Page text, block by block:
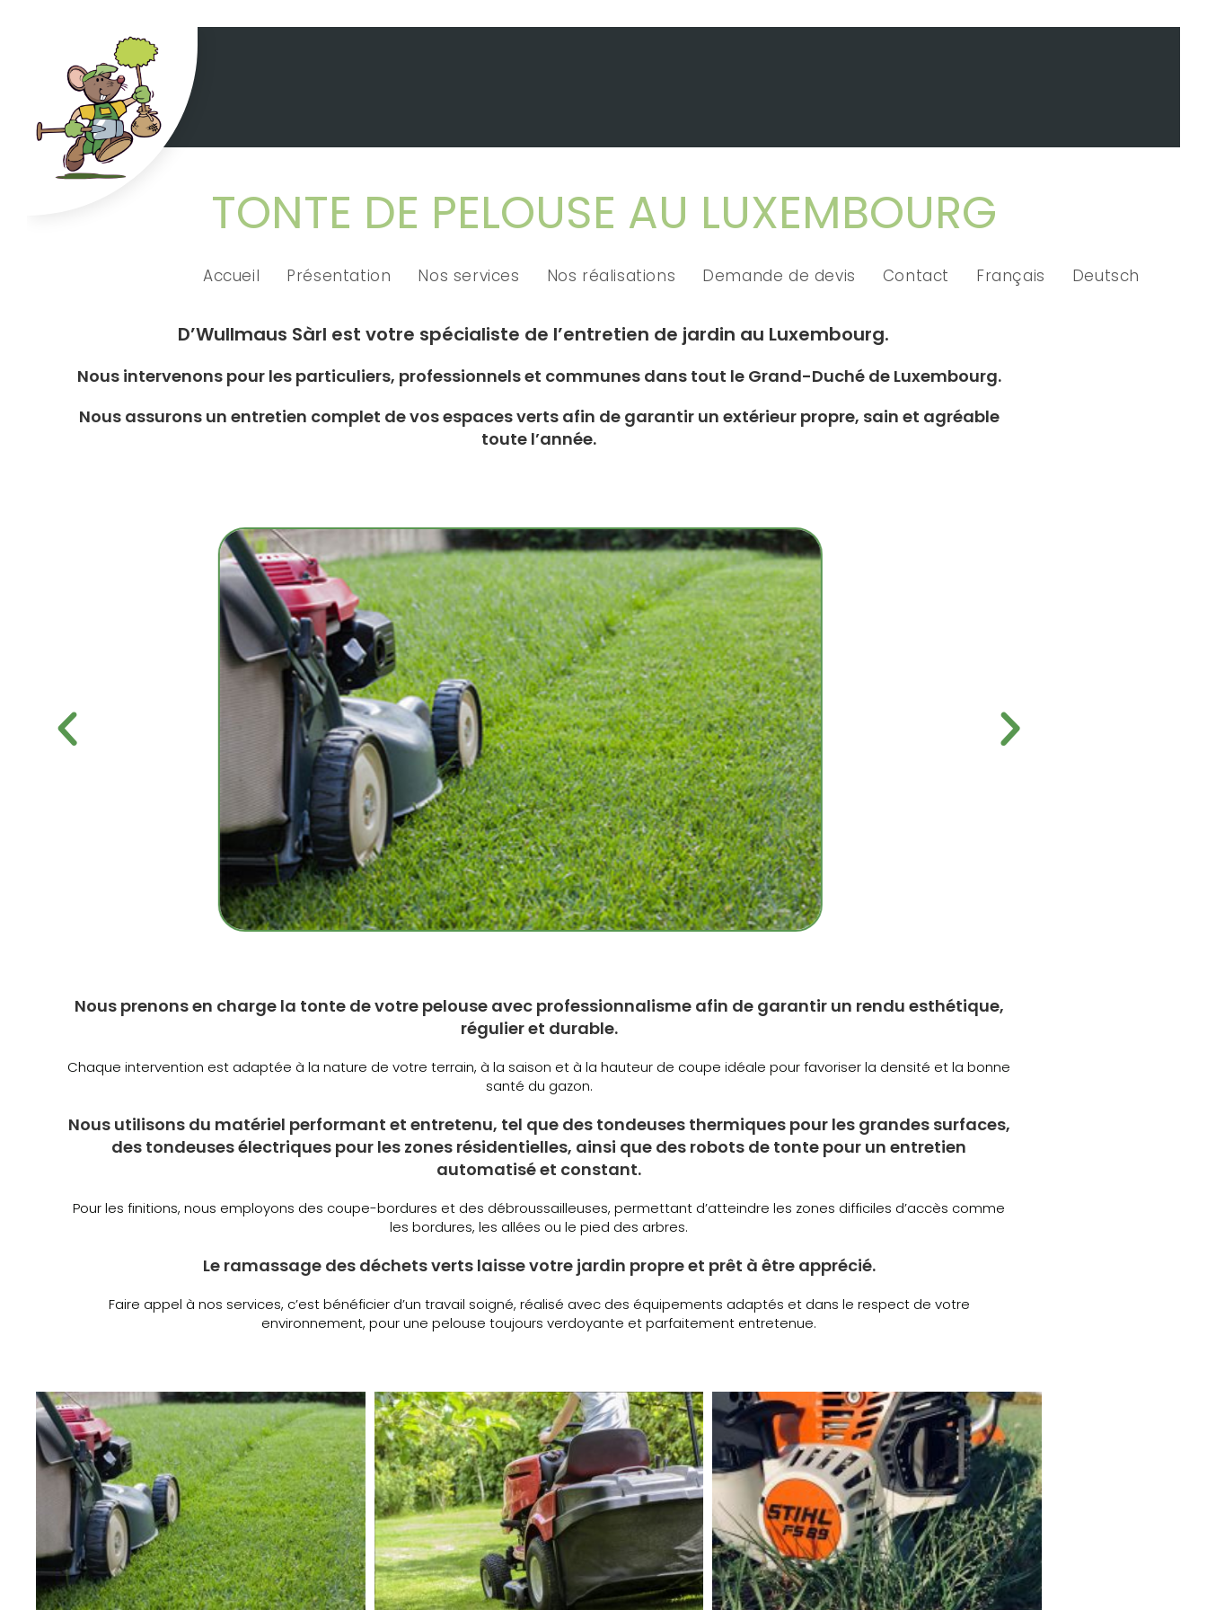
Accueil Présentation Nos services Nos réalisations Demande de devis Contact Français Deutsch
TONTE DE PELOUSE AU LUXEMBOURG
D’Wullmaus Sàrl est votre spécialiste de l’entretien de jardin au Luxembourg.
Nous intervenons pour les particuliers, professionnels et communes dans tout le Grand-Duché de Luxembourg.
Nous assurons un entretien complet de vos espaces verts afin de garantir un extérieur propre, sain et agréable
toute l’année.
Nous prenons en charge la tonte de votre pelouse avec professionnalisme afin de garantir un rendu esthétique,
régulier et durable.
Chaque intervention est adaptée à la nature de votre terrain, à la saison et à la hauteur de coupe idéale pour favoriser la densité et la bonne
santé du gazon.
Nous utilisons du matériel performant et entretenu, tel que des tondeuses thermiques pour les grandes surfaces,
des tondeuses électriques pour les zones résidentielles, ainsi que des robots de tonte pour un entretien
automatisé et constant.
Pour les finitions, nous employons des coupe-bordures et des débroussailleuses, permettant d’atteindre les zones difficiles d’accès comme
les bordures, les allées ou le pied des arbres.
Le ramassage des déchets verts laisse votre jardin propre et prêt à être apprécié.
Faire appel à nos services, c’est bénéficier d’un travail soigné, réalisé avec des équipements adaptés et dans le respect de votre
environnement, pour une pelouse toujours verdoyante et parfaitement entretenue.